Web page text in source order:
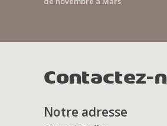
Contactez-
Notre adresse